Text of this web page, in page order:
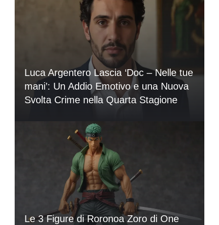
Luca Argentero Lascia ‘Doc – Nelle tue
mani’: Un Addio Emotivo e una Nuova
Svolta Crime nella Quarta Stagione
Le 3 Figure di Roronoa Zoro di One